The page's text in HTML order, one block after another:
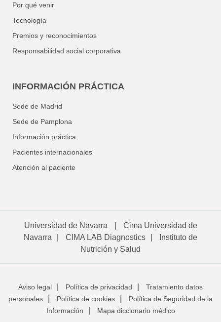
Por qué venir
Tecnología
Premios y reconocimientos
Responsabilidad social corporativa
INFORMACIÓN PRÁCTICA
Sede de Madrid
Sede de Pamplona
Información práctica
Pacientes internacionales
Atención al paciente
Universidad de Navarra
Cima Universidad de
Navarra
CIMA LAB Diagnostics
Instituto de
Nutrición y Salud
Aviso legal Política de privacidad
Tratamiento datos
personales
Política de cookies
Política de Seguridad de la
Información
Mapa diccionario médico